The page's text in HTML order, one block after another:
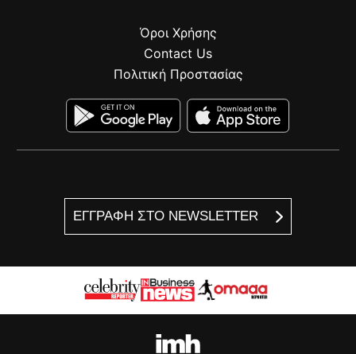
ΕΓΓΡΑΦΗ ΣΤΟ NEWSLETTER
Όροι Χρήσης
Contact Us
Πολιτική Προστασίας